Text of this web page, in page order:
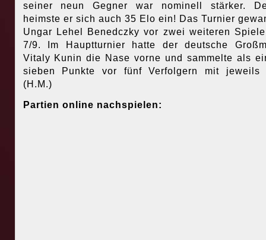
seiner neun Gegner war nominell stärker.
heimste er sich auch 35 Elo ein! Das Turnier
Ungar Lehel Benedczky vor zwei weiteren
7/9. Im Hauptturnier hatte der deutsche
Vitaly Kunin die Nase vorne und sammelte als
sieben Punkte vor fünf Verfolgern mit jeweils
(H.M.)
Partien online nachspielen: